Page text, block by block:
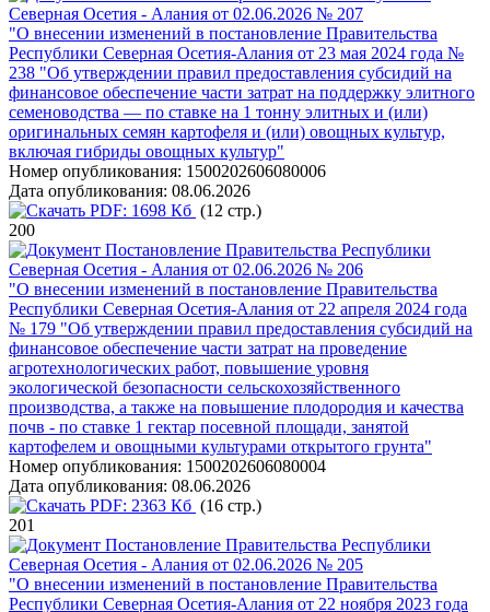
Северная Осетия - Алания от 02.06.2026 № 207
"О внесении изменений в постановление Правительства
Республики Северная Осетия-Алания от 23 мая 2024 года №
238 "Об утверждении правил предоставления субсидий на
финансовое обеспечение части затрат на поддержку элитного
семеноводства — по ставке на 1 тонну элитных и (или)
оригинальных семян картофеля и (или) овощных культур,
включая гибриды овощных культур"
Номер опубликования: 1500202606080006
Дата опубликования: 08.06.2026
PDF: 1698 Кб (12 стр.)
200
Постановление Правительства Республики
Северная Осетия - Алания от 02.06.2026 № 206
"О внесении изменений в постановление Правительства
Республики Северная Осетия-Алания от 22 апреля 2024 года
№ 179 "Об утверждении правил предоставления субсидий на
финансовое обеспечение части затрат на проведение
агротехнологических работ, повышение уровня
экологической безопасности сельскохозяйственного
производства, а также на повышение плодородия и качества
почв - по ставке 1 гектар посевной площади, занятой
картофелем и овощными культурами открытого грунта"
Номер опубликования: 1500202606080004
Дата опубликования: 08.06.2026
PDF: 2363 Кб (16 стр.)
201
Постановление Правительства Республики
Северная Осетия - Алания от 02.06.2026 № 205
"О внесении изменений в постановление Правительства
Республики Северная Осетия-Алания от 22 ноября 2023 года